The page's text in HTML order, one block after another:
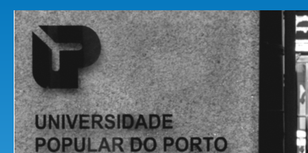
Universidade
Popular do
Porto
Associação
Cultural